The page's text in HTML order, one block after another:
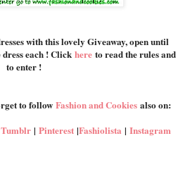
with this lovely Giveaway, open until
each ! Click here to read the rules and
to enter !
to follow Fashion and Cookies also on:
Tumblr | Pinterest |Fashiolista | Instagram